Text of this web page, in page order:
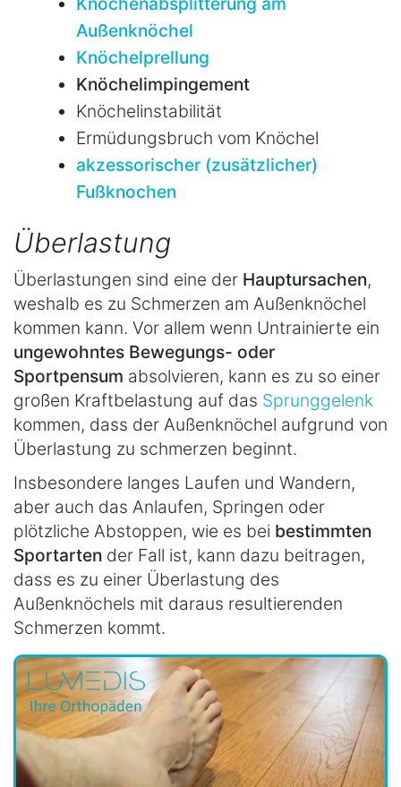
Außenknöchel
Knöchelprellung
Knöchelimpingement
Knöchelinstabilität
Ermüdungsbruch vom Knöchel
akzessorischer (zusätzlicher)
Fußknochen
Überlastung
Überlastungen sind eine der Hauptursachen,
weshalb es zu Schmerzen am Außenknöchel
kommen kann. Vor allem wenn Untrainierte ein
ungewohntes Bewegungs- oder
Sportpensum absolvieren, kann es zu so einer
großen Kraftbelastung auf das Sprunggelenk
kommen, dass der Außenknöchel aufgrund von
Überlastung zu schmerzen beginnt.
Insbesondere langes Laufen und Wandern,
aber auch das Anlaufen, Springen oder
plötzliche Abstoppen, wie es bei bestimmten
Sportarten der Fall ist, kann dazu beitragen,
dass es zu einer Überlastung des
Außenknöchels mit daraus resultierenden
Schmerzen kommt.